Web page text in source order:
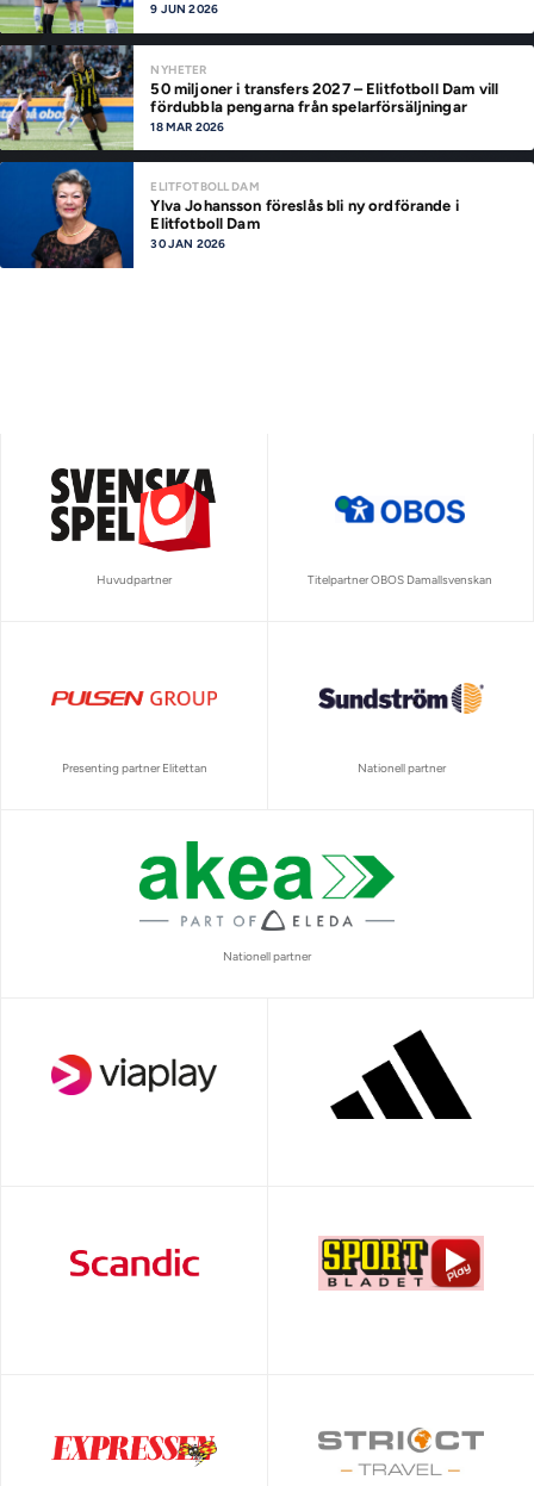
9 JUN 2026
NYHETER
50 miljoner i transfers 2027 – Elitfotboll Dam vill
fördubbla pengarna från spelarförsäljningar
18 MAR 2026
ELITFOTBOLL DAM
Ylva Johansson föreslås bli ny ordförande i
Elitfotboll Dam
30 JAN 2026
Huvudpartner Titelpartner OBOS Damallsvenskan
Presenting partner Elitettan Nationell partner
Nationell partner